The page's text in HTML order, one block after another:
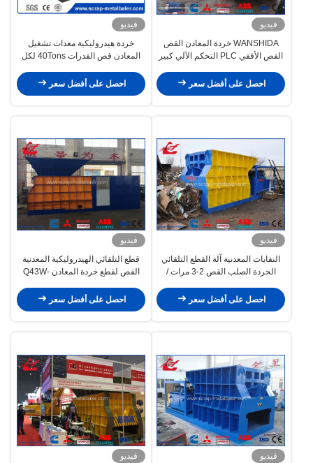
فيديو
WANSHIDA خردة المعادن القص
القص الأفقي PLC التحكم الآلي كبير
احصل على أفضل سعر
فيديو
خردة هيدروليكية معدات تشغيل
المعادن قص القدرات 40Tons لكل
احصل على أفضل سعر
فيديو
النفايات المعدنية آلة القطع التلقائي
الخردة الصلب القص 2-3 مرات /
احصل على أفضل سعر
فيديو
قطع التلقائي الهيدروليكية المعدنية
القص لقطع خردة المعادن Q43W-
احصل على أفضل سعر
فيديو
فيديو